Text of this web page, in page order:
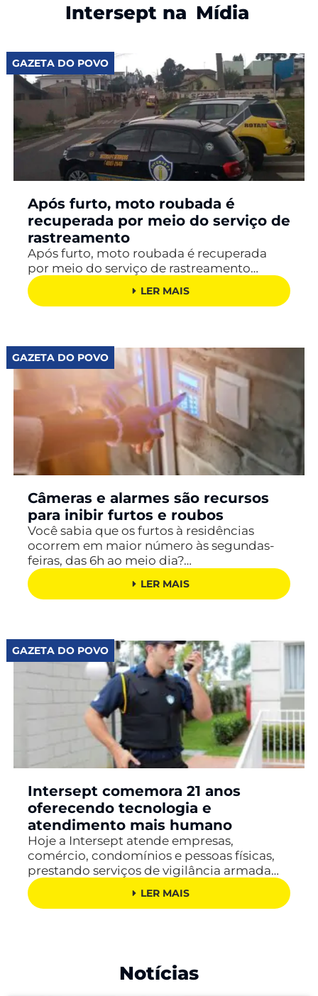
Intersept na Mídia
GAZETA DO POVO
Após furto, moto roubada é
recuperada por meio do serviço de
rastreamento
Após furto, moto roubada é recuperada
por meio do serviço de rastreamento…
LER MAIS
GAZETA DO POVO
Câmeras e alarmes são recursos
para inibir furtos e roubos
Você sabia que os furtos à residências
ocorrem em maior número às segundas-
feiras, das 6h ao meio dia?…
LER MAIS
GAZETA DO POVO
Intersept comemora 21 anos
oferecendo tecnologia e
atendimento mais humano
Hoje a Intersept atende empresas,
comércio, condomínios e pessoas físicas,
prestando serviços de vigilância armada…
LER MAIS
Notícias